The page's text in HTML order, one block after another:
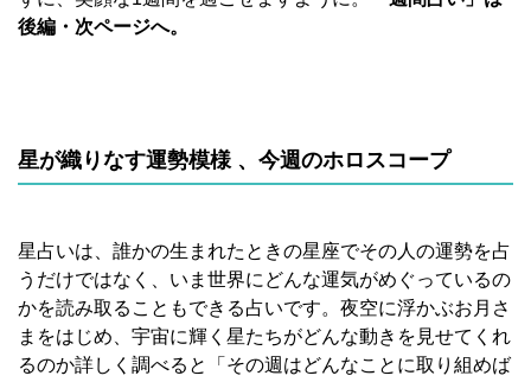
後編・次ページへ。
星が織りなす運勢模様、今週のホロスコープ
星占いは、誰かの生まれたときの星座でその人の運勢を占
うだけではなく、いま世界にどんな運気がめぐっているの
かを読み取ることもできる占いです。夜空に浮かぶお月さ
まをはじめ、宇宙に輝く星たちがどんな動きを見せてくれ
るのか詳しく調べると「その週はどんなことに取り組めば